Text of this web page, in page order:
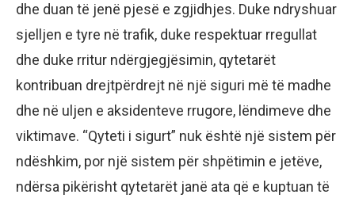
dhe duan të jenë pjesë e zgjidhjes. Duke ndryshuar
sjelljen e tyre në trafik, duke respektuar rregullat
dhe duke rritur ndërgjegjësimin, qytetarët
kontribuan drejtpërdrejt në një siguri më të madhe
dhe në uljen e aksidenteve rrugore, lëndimeve dhe
viktimave. “Qyteti i sigurt” nuk është një sistem për
ndëshkim, por një sistem për shpëtimin e jetëve,
ndërsa pikërisht qytetarët janë ata që e kuptuan të